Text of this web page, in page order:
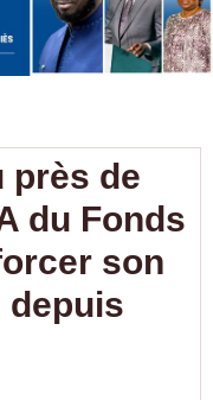
près de
du Fonds
son
depuis